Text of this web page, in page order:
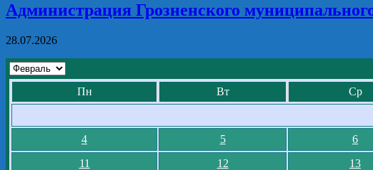
Администрация Грозненского
28.07.2026
Пн Вт Ср
4
5 6
11
12 13